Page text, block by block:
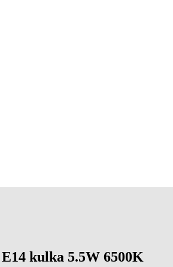
kulka 5.5W 6500K